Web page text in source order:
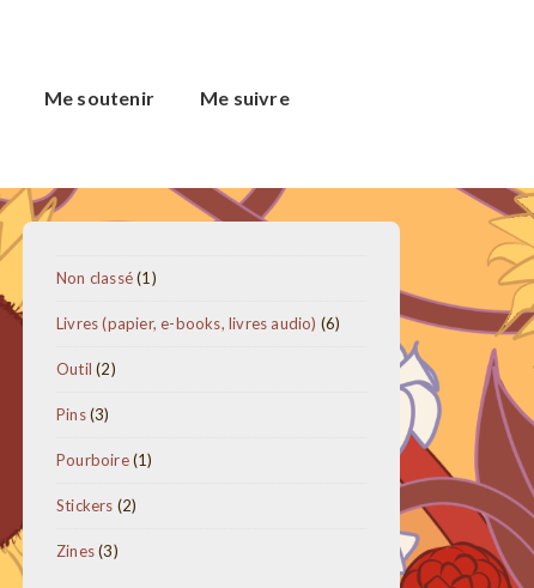
Me soutenir Me suivre
Non classé 1 1
Livres (papier, e-books, livres audio) 66
Outil 22
Pins 33
Pourboire 11
Stickers 22
Zines 33